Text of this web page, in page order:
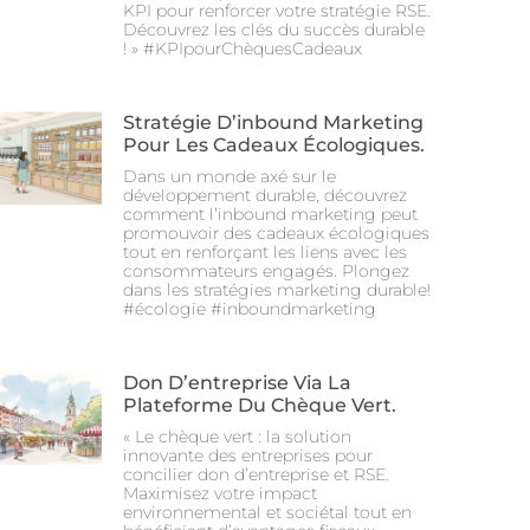
KPI pour renforcer votre stratégie RSE.
Découvrez les clés du succès durable
! » #KPIpourChèquesCadeaux
Stratégie D’inbound Marketing
Pour Les Cadeaux Écologiques.
Dans un monde axé sur le
développement durable, découvrez
comment l’inbound marketing peut
promouvoir des cadeaux écologiques
tout en renforçant les liens avec les
consommateurs engagés. Plongez
dans les stratégies marketing durable!
#écologie #inboundmarketing
Don D’entreprise Via La
Plateforme Du Chèque Vert.
« Le chèque vert : la solution
innovante des entreprises pour
concilier don d’entreprise et RSE.
Maximisez votre impact
environnemental et sociétal tout en